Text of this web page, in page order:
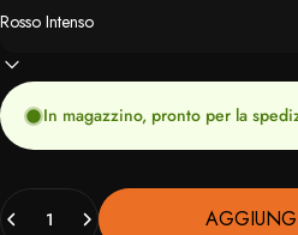
In magazzino, pronto per la